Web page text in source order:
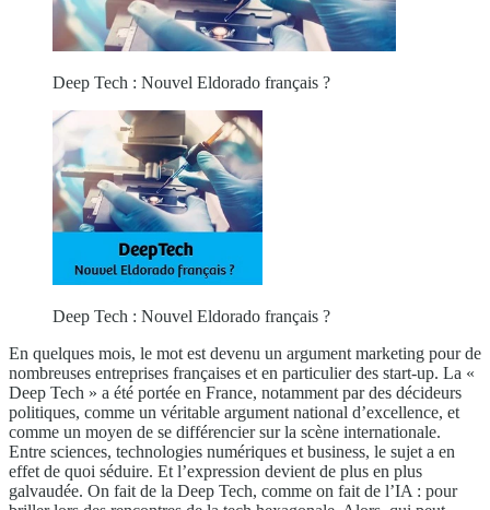
Deep Tech : Nouvel Eldorado français ?
Deep Tech : Nouvel Eldorado français ?
En quelques mois, le mot est devenu un argument marketing pour de
nombreuses entreprises françaises et en particulier des start-up. La «
Deep Tech » a été portée en France, notamment par des décideurs
politiques, comme un véritable argument national d’excellence, et
comme un moyen de se différencier sur la scène internationale.
Entre sciences, technologies numériques et business, le sujet a en
effet de quoi séduire. Et l’expression devient de plus en plus
galvaudée. On fait de la Deep Tech, comme on fait de l’IA : pour